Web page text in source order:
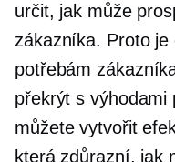
určit, jak může
zákazníka. Proto
potřebám
překrýt s výhodami
můžete vytvořit
která zdůrazní, jak